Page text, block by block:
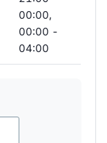
00:00,
00:00 -
04:00